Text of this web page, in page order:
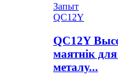
Запыт
QC12Y
QC12Y
маятнік для
металу...